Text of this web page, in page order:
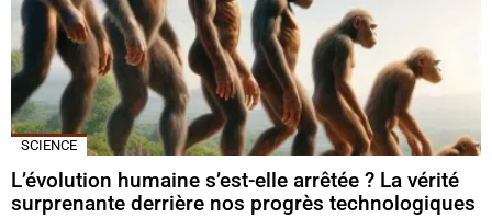
SCIENCE
L’évolution humaine s’est-elle arrêtée ? La vérité
surprenante derrière nos progrès technologiques